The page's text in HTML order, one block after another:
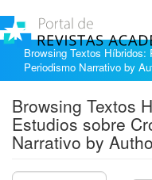
Browsing Textos
Periodismo Narrativo by
Browsing Textos
Estudios sobre
Narrativo by